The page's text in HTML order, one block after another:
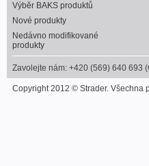
Výběr BAKS produktů
Nové produkty
Nedávno modifikované
produkty
Zavolejte nám: +420 (569) 640 693
Copyright 2012 © Strader. Všechna